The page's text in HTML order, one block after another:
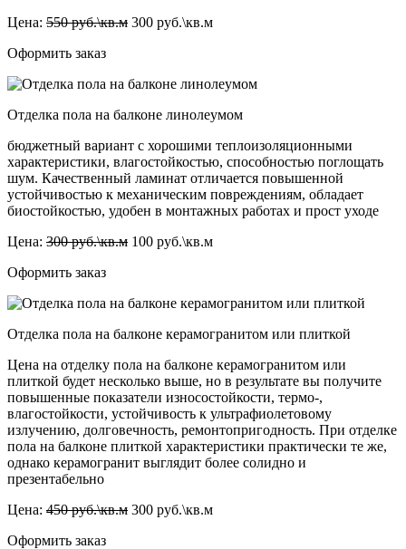
Цена: 550 руб.\кв.м 300 руб.\кв.м
Оформить заказ
Отделка пола на балконе линолеумом
бюджетный вариант с хорошими теплоизоляционными
характеристики, влагостойкостью, способностью поглощать
шум. Качественный ламинат отличается повышенной
устойчивостью к механическим повреждениям, обладает
биостойкостью, удобен в монтажных работах и прост уходе
Цена: 300 руб.\кв.м 100 руб.\кв.м
Оформить заказ
Отделка пола на балконе керамогранитом или плиткой
Цена на отделку пола на балконе керамогранитом или
плиткой будет несколько выше, но в результате вы получите
повышенные показатели износостойкости, термо-,
влагостойкости, устойчивость к ультрафиолетовому
излучению, долговечность, ремонтопригодность. При отделке
пола на балконе плиткой характеристики практически те же,
однако керамогранит выглядит более солидно и
презентабельно
Цена: 450 руб.\кв.м 300 руб.\кв.м
Оформить заказ